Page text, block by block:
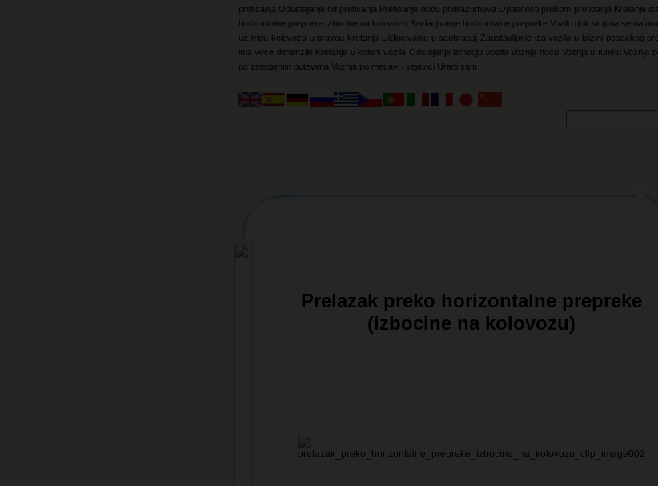
preticanja Odustajanje od preticanja Preticanje nocu podrazumeva Opasnosti prilikom preticanja Kretanje
horizontalne prepreke izbocine na kolovozu Savladjivanje horizontalne prepreke Vozilo dok stoji na
uz ivicu kolovoza u pravcu kretanja Ukljucivanje u saobracaj Zaustavljanje iza vozila u blizini pesackog
ima vece dimenzije Kretanje u koloni vozila Odstojanje izmedju vozilaVoznja nocu Voznja u tuneluVoznja
po zaledjenim putevima Voznja po mecavi i vejavici Uradi sam
Prelazak preko horizontalne prepreke
(izbocine na kolovozu)